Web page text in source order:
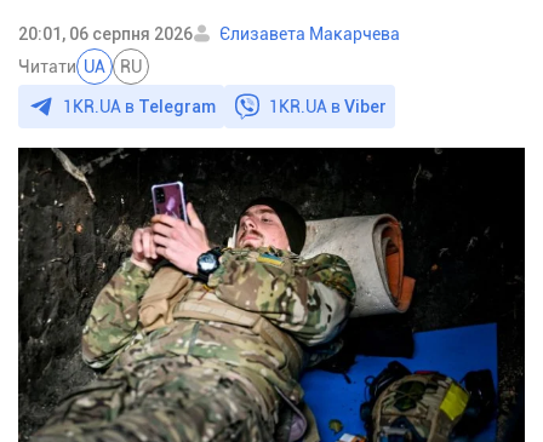
20:01, 06 серпня 2026
Єлизавета Макарчева
Читати UA RU
1KR.UA в Telegram 1KR.UA вViber